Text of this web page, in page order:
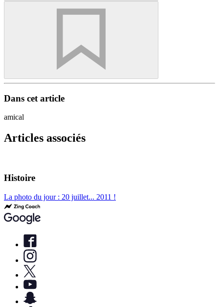
Dans cet article
amical
Articles associés
Histoire
La photo du jour : 20 juillet... 2011 !